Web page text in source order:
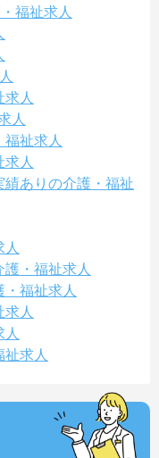
福祉求人
人
人
祉求人
人
績ありの介護・福祉
・福祉求人
福祉求人
人
求人